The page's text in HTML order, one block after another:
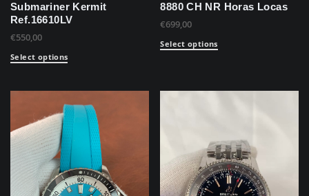
Submariner Kermit
Ref.16610LV
€550,00
Select options
8880 CH NR Horas Locas
€699,00
Select options